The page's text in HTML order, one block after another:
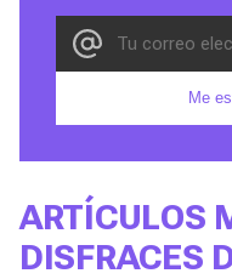
Me
ARTÍCULOS
DISFRACES